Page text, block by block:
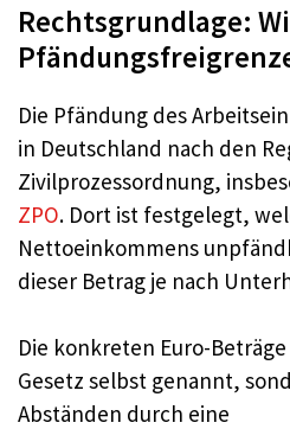
Rechtsgrundlage:
Die Pfändung des
in Deutschland nach den
Zivilprozessordnung,
ZPO. Dort ist festgelegt,
Nettoeinkommens
dieser Betrag je nach
Die konkreten Euro-
Gesetz selbst genannt,
Abständen durch eine